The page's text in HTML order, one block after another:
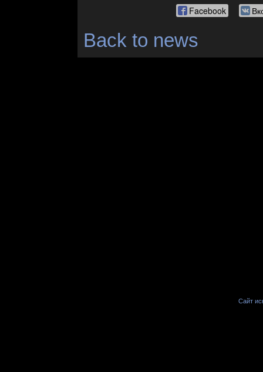
Facebook
Back to news
Сайт